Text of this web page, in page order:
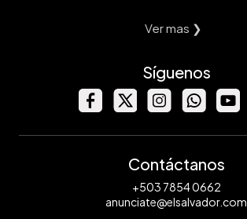
Ver mas ❯
Síguenos
Contáctanos
+503 7854 0662
anunciate@elsalvador.com